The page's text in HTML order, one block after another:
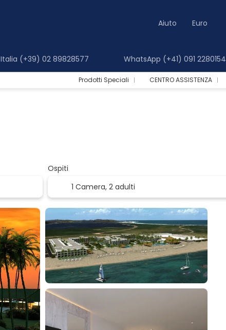
Aiuto Euro
Italia (+39) 02 89828577 WhatsApp (+41) 091 2280154
Prodotti Speciali CENTRO ASSISTENZA
Ospiti
1 Camera, 2 adulti